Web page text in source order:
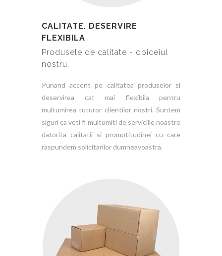
CALITATE. DESERVIRE
FLEXIBILA
Produsele de calitate - obiceiul
nostru.
Punand accent pe calitatea produselor si
deservirea cat mai flexibila pentru
multumirea tuturor clientilor nostri. Suntem
siguri ca veti fi multumiti de serviciile noastre
datorita calitatii si promptitudinei cu care
raspundem solicitarilor dumneavoastra.